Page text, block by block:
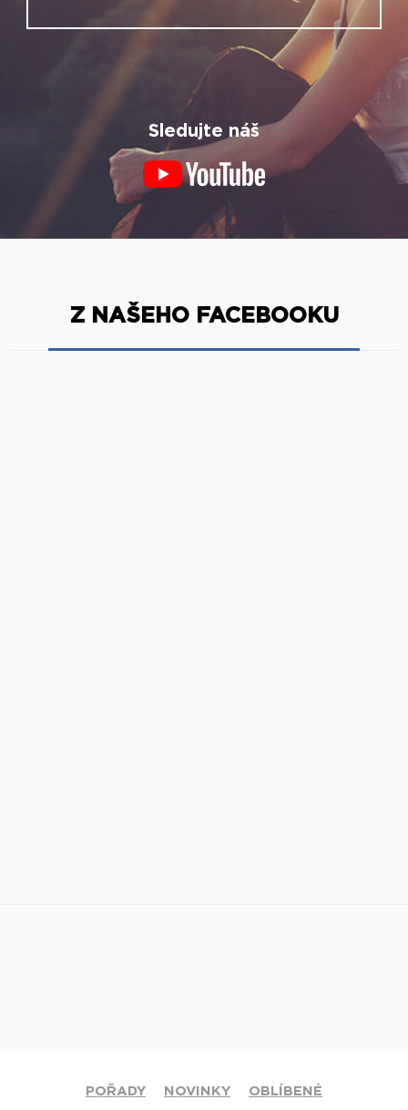
Sledujte náš
Z NAŠEHO FACEBOOKU
POŘADY NOVINKY OBLÍBENÉ